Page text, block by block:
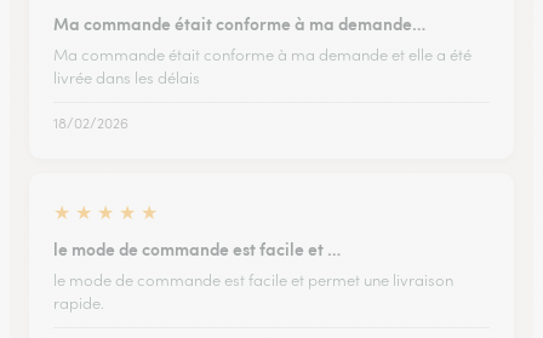
Ma commande était conforme à ma demande…
Ma commande était conforme à ma demande et elle a été
livrée dans les délais
18/02/2026
★ ★ ★ ★ ★
le mode de commande est facile et …
le mode de commande est facile et permet une livraison
rapide.